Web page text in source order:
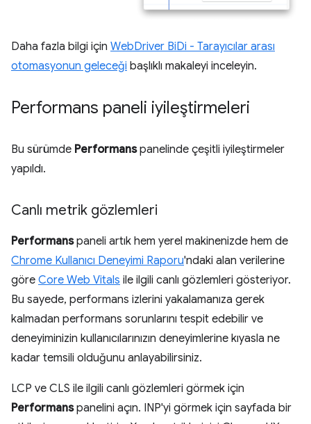
Daha fazla bilgi için WebDriver BiDi - Tarayıcılar arası
otomasyonun geleceği başlıklı makaleyi inceleyin.
Performans paneli iyileştirmeleri
Bu sürümde Performanspanelinde çeşitli iyileştirmeler
yapıldı.
Canlı metrik gözlemleri
Performanspaneli artık hem yerel makinenizde hem de
Chrome Kullanıcı Deneyimi Raporu'ndaki alan verilerine
göre Core Web Vitals ile ilgili canlı gözlemleri gösteriyor.
Bu sayede, performans izlerini yakalamanıza gerek
kalmadan performans sorunlarını tespit edebilir ve
deneyiminizin kullanıcılarınızın deneyimlerine kıyasla ne
kadar temsili olduğunu anlayabilirsiniz.
LCP ve CLS ile ilgili canlı gözlemleri görmek için
Performanspanelini açın. INP'yi görmek için sayfada bir